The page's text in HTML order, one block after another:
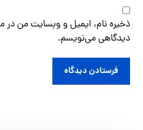
ذخیره نام، ایمیل و وبسایت من در
دیدگاهی می‌نویسم.